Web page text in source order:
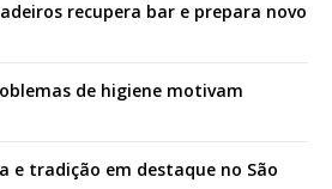
recupera bar e prepara novo
de higiene motivam
e tradição em destaque no São